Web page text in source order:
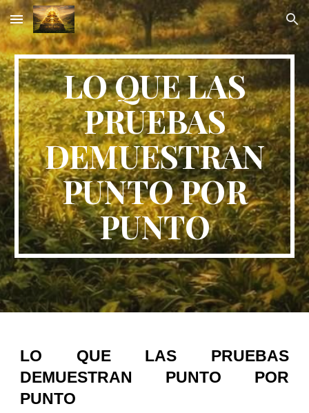
Skip to main content Skip to navigation
LO QUE LAS
PRUEBAS
DEMUESTRAN
PUNTO POR
PUNTO
LO QUE LAS PRUEBAS
DEMUESTRAN PUNTO POR
PUNTO